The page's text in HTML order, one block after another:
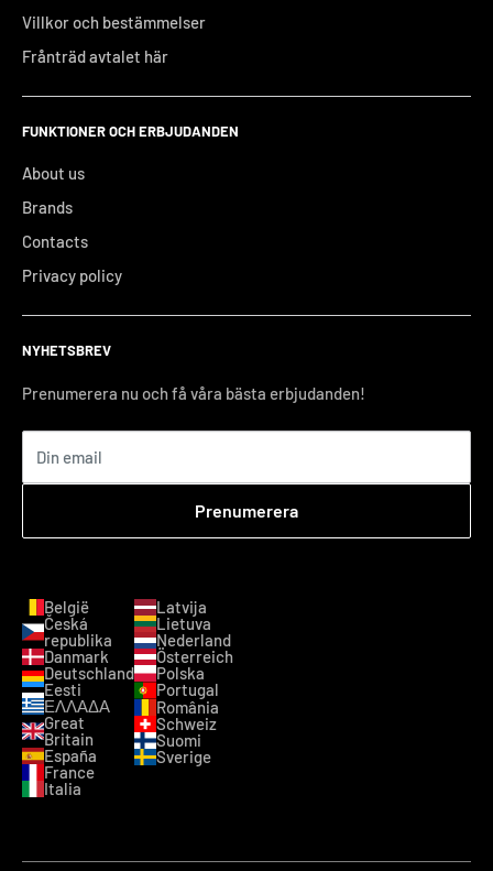
Villkor och bestämmelser
Frånträd avtalet här
FUNKTIONER OCH ERBJUDANDEN
About us
Brands
Contacts
Privacy policy
NYHETSBREV
Prenumerera nu och få våra bästa erbjudanden!
Din email
Prenumerera
België
Česká
republika
Danmark
Deutschland
Eesti
ΕΛΛΑΔΑ
Great
Britain
España
France
Italia
Latvija
Lietuva
Nederland
Österreich
Polska
Portugal
România
Schweiz
Suomi
Sverige